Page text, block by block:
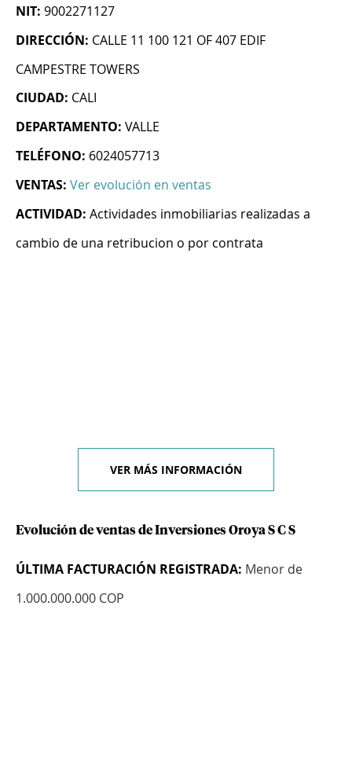
NIT: 9002271127
DIRECCIÓN: CALLE 11 100 121 OF 407 EDIF
CAMPESTRE TOWERS
CIUDAD: CALI
DEPARTAMENTO: VALLE
TELÉFONO: 6024057713
VENTAS: Ver evolución en ventas
ACTIVIDAD: Actividades inmobiliarias realizadas a
cambio de una retribucion o por contrata
VER MÁS INFORMACIÓN
Evolución de ventas de Inversiones Oroya S C S
ÚLTIMA FACTURACIÓN REGISTRADA: Menor de
1.000.000.000 COP